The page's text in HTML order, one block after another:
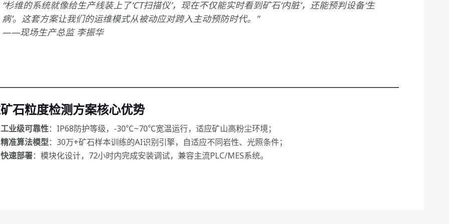
“杉维的系统就像给生产线装上了‘CT扫描仪’，现在不仅能实时看到矿石‘内脏’，还能预判设备‘生
病’。这套方案让我们的运维模式从被动应对跨入主动预防时代。”
——现场生产总监 李振华
石粒度检测方案核心优势
工业级可靠性：IP68防护等级，-30℃~70℃宽温运行，适应矿山高粉尘环境；
精准算法模型：30万+矿石样本训练的AI识别引擎，自适应不同岩性、光照条件；
快速部署：模块化设计，72小时内完成安装调试，兼容主流PLC/MES系统。